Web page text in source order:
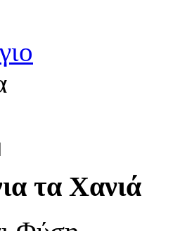
τα Χανιά